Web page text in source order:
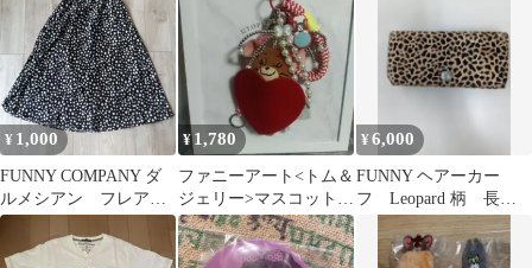
メガネ
¥ 1,000
FUNNY COMPANY ダ
ルメシアン フレアス
カート ブラック
¥ 1,780
ファニーアート<トム＆
ジェリー>マスコットバ
ッグチャーム
¥6,000
FUNNY ヘアーカー
フ Leopard 柄 長財